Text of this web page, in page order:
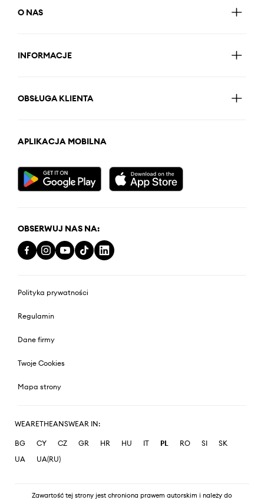
O NAS
INFORMACJE
OBSŁUGA KLIENTA
APLIKACJA MOBILNA
OBSERWUJ NAS NA:
Polityka prywatności
Regulamin
Dane firmy
Twoje Cookies
Mapa strony
WEARETHEANSWEAR IN:
BG CY CZ GR HR HU IT PL RO SI
SK
UA
UA(RU)
Zawartość tej strony jest chroniona prawem autorskim i należy do